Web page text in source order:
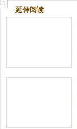
延伸阅读